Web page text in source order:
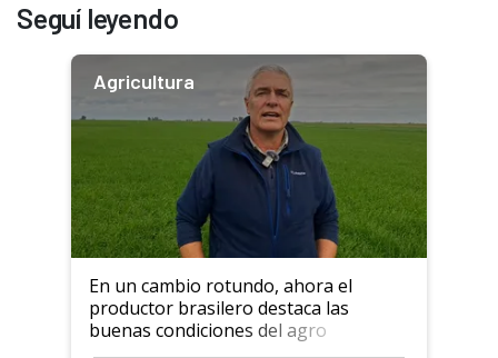
Seguí leyendo
Agricultura
En un cambio rotundo, ahora el
productor brasilero destaca las
buenas condiciones del agro
argentino para invertir: "Los veo